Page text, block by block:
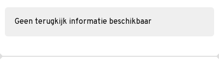
Geen terugkijk informatie beschikbaar